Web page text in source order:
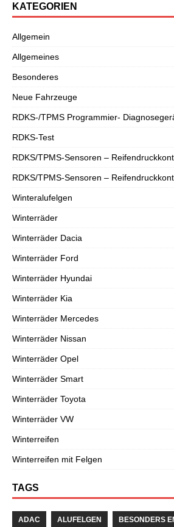
KATEGORIEN
Allgemein
Allgemeines
Besonderes
Neue Fahrzeuge
RDKS-/TPMS Programmier-
RDKS-Test
RDKS/TPMS-Sensoren –
RDKS/TPMS-Sensoren –
Winteralufelgen
Winterräder
Winterräder Dacia
Winterräder Ford
Winterräder Hyundai
Winterräder Kia
Winterräder Mercedes
Winterräder Nissan
Winterräder Opel
Winterräder Smart
Winterräder Toyota
Winterräder VW
Winterreifen
Winterreifen mit Felgen
TAGS
ADAC ALUFELGEN BESONDERS